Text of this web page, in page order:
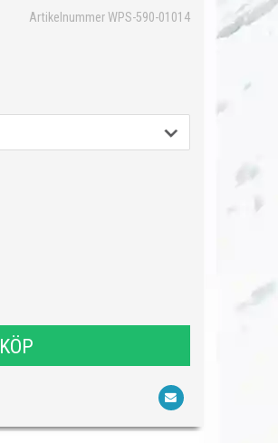
Artikelnummer WPS-590-01014
KÖP